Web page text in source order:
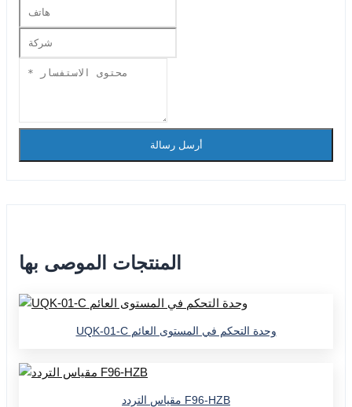
أرسل رسالة
المنتجات الموصى بها
UQK-01-C وحدة التحكم في المستوى العائم
مقياس التردد F96-HZB